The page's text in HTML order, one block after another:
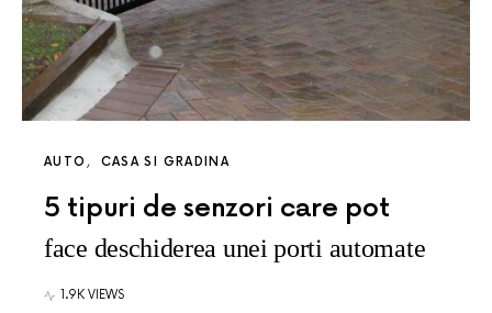
AUTO CASA SI GRADINA
5 tipuri de senzori care pot
face deschiderea unei porti automate
1.9K VIEWS